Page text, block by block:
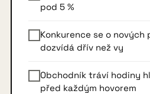
pod 5 %
Konkurence se o
dozvídá dřív než vy
Obchodník tráví hodiny
před každým hovorem